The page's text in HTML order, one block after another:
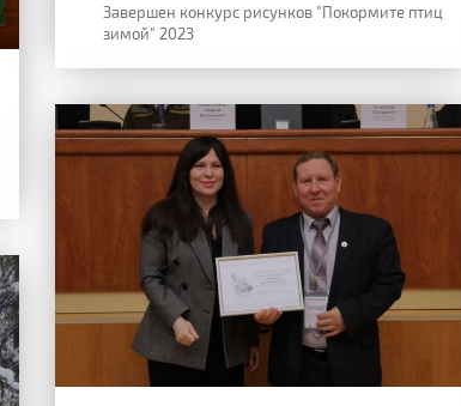
Завершен конкурс рисунков "Покормите птиц
зимой" 2023